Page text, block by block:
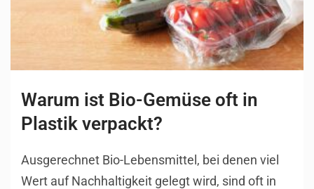
Warum ist Bio-Gemüse oft in
Plastik verpackt?
Ausgerechnet Bio-Lebensmittel, bei denen viel
Wert auf Nachhaltigkeit gelegt wird, sind oft in